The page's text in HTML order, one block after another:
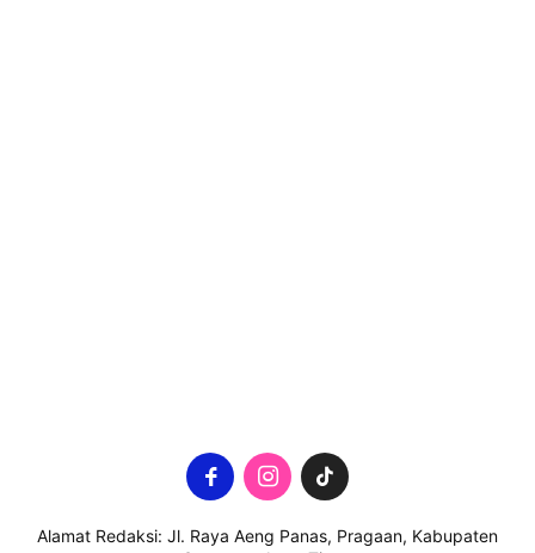
Alamat Redaksi: Jl. Raya Aeng Panas, Pragaan, Kabupaten